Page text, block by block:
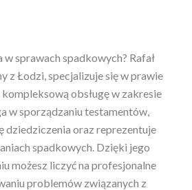
sprawach spadkowych? Rafał
z Łodzi, specjalizuje się w prawie
obsługę w zakresie
w sporządzaniu testamentów,
dziedziczenia oraz reprezentuje
spadkowych. Dzięki jego
możesz liczyć na profesjonalne
problemów związanych z